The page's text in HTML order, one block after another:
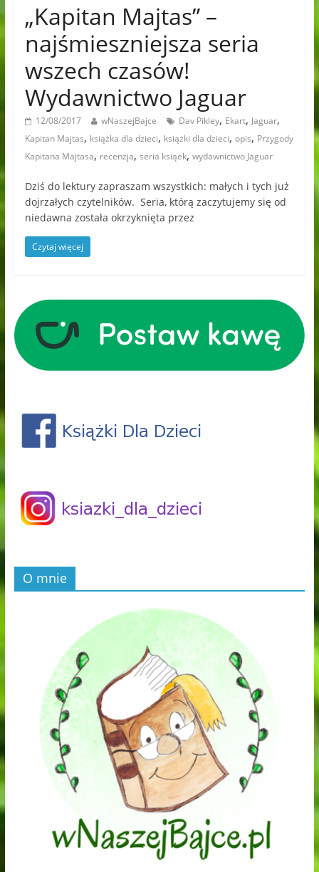
„Kapitan Majtas” –
najśmieszniejsza seria
wszech czasów!
Wydawnictwo Jaguar
12/08/2017 wNaszejBajce Dav Pikley, Ekart, Jaguar,
Kapitan Majtas, książka dla dzieci, książki dla dzieci, opis, Przygody
Kapitana Majtasa, recenzja, seria ksiąek, wydawnictwo Jaguar
Dziś do lektury zapraszam wszystkich: małych i tych już
dojrzałych czytelników. Seria, którą zaczytujemy się od
niedawna została okrzyknięta przez
Czytaj więcej
O mnie